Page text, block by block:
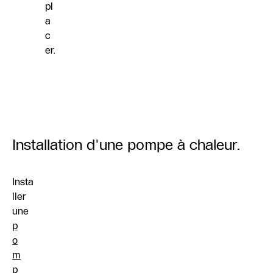
pl
a
c
er.
Installation d'une pompe à chaleur.
Insta
ller
une
p
o
m
p